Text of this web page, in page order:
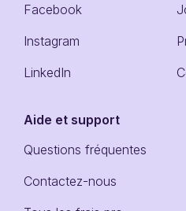
Facebook
Instagram
LinkedIn
Aide et support
Questions fréquentes
Contactez-nous